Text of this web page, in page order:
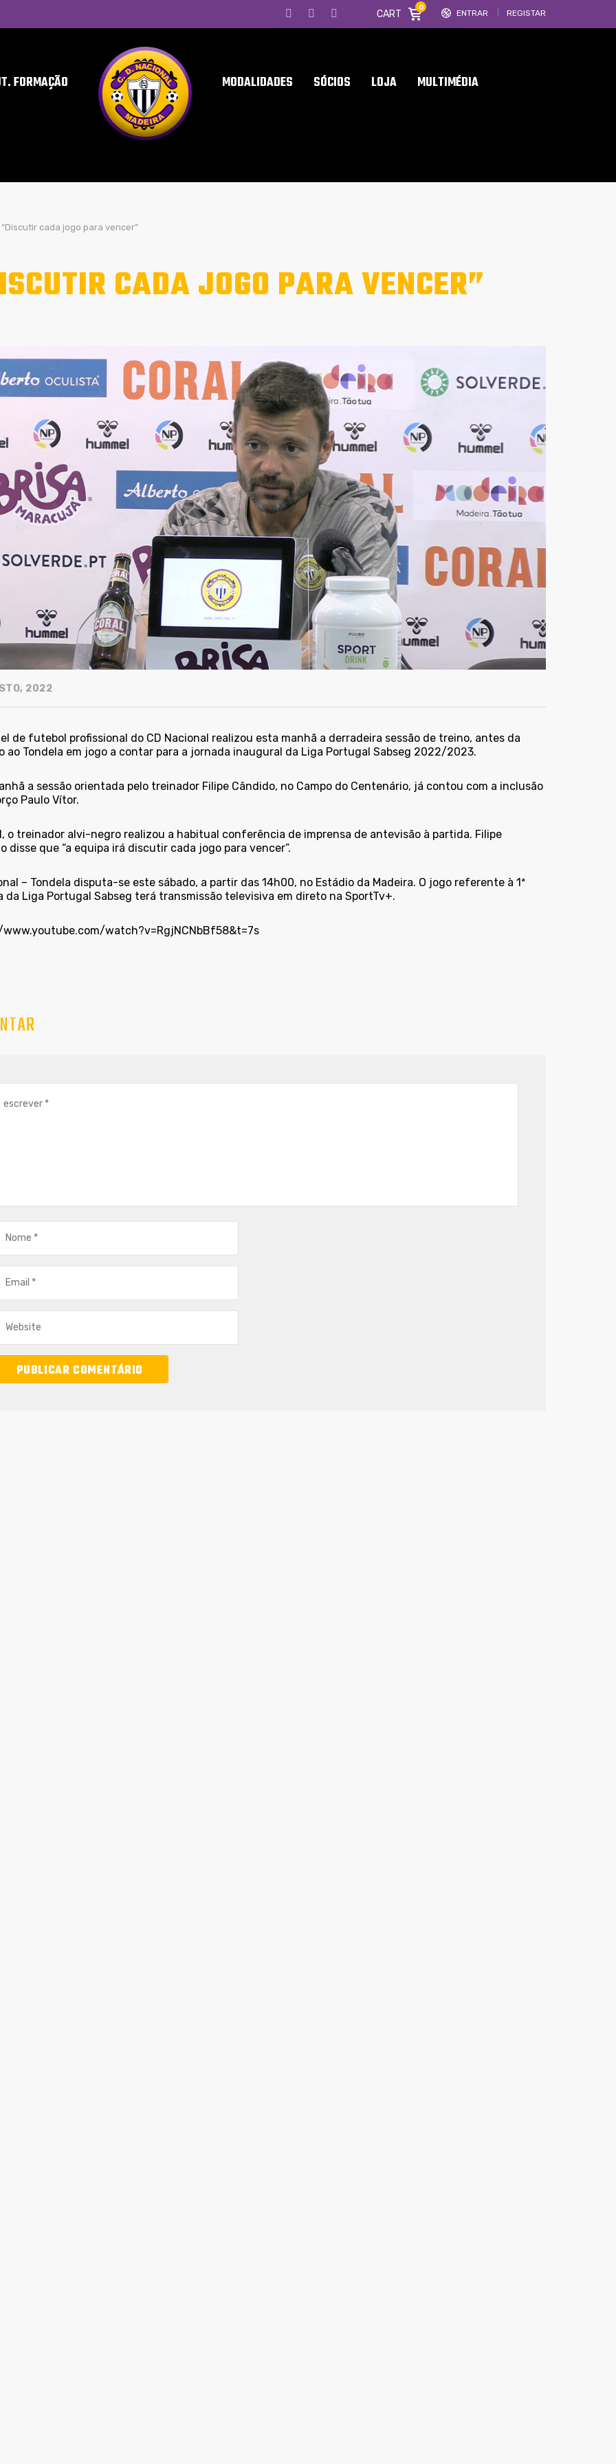
ENTRAR REGISTAR
CART
0
FORMAÇÃO MODALIDADES SÓCIOS LOJA MULTIMÉDIA
“Discutir cada jogo para vencer”
CADA JOGO PARA VENCER”
2022
de futebol profissional do CD Nacional realizou esta manhã a derradeira sessão de treino, antes da
ao Tondela em jogo a contar para a jornada inaugural da Liga Portugal Sabseg 2022/2023.
a sessão orientada pelo treinador Filipe Cândido, no Campo do Centenário, já contou com a inclusão
Paulo Vítor.
o treinador alvi-negro realizou a habitual conferência de imprensa de antevisão à partida. Filipe
disse que “a equipa irá discutir cada jogo para vencer”.
– Tondela disputa-se este sábado, a partir das 14h00, no Estádio da Madeira. O jogo referente à 1ª
da Liga Portugal Sabseg terá transmissão televisiva em direto na SportTv+.
watch?v=RgjNCNbBf58&t=7s